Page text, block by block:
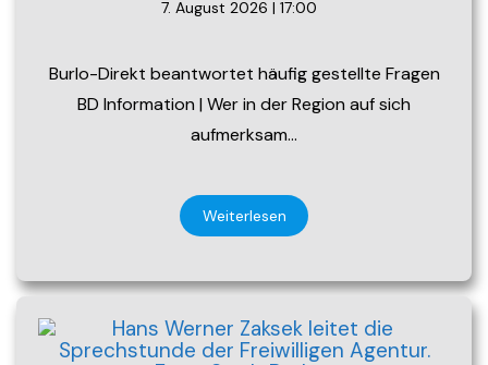
7. August 2026 | 17:00
Burlo-Direkt beantwortet häufig gestellte Fragen
BD Information | Wer in der Region auf sich
aufmerksam…
Weiterlesen